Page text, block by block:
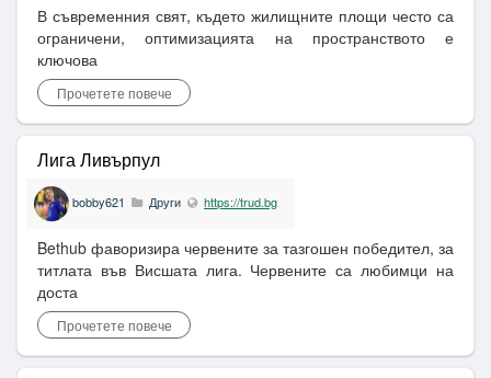
В съвременния свят, където жилищните площи често са
ограничени, оптимизацията на пространството е
ключова
Прочетете повече
Лига Ливърпул
bobby621 Други https://trud.bg
Bethub фаворизира червените за тазгошен победител, за
титлата във Висшата лига. Червените са любимци на
доста
Прочетете повече